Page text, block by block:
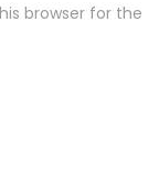
browser for the